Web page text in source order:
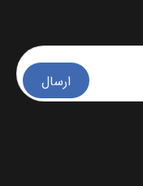
*